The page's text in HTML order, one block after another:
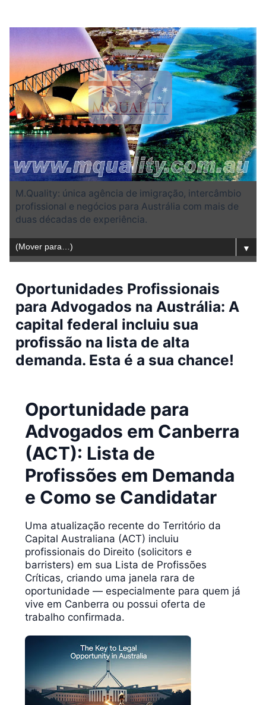
M.Quality: única agência de imigração, intercâmbio
profissional e negócios para Austrália com mais de
duas décadas de experiência.
▼
Oportunidades Profissionais
para Advogados na Austrália: A
capital federal incluiu sua
profissão na lista de alta
demanda. Esta é a sua chance!
Oportunidade para
Advogados em Canberra
(ACT): Lista de
Profissões em Demanda
e Como se Candidatar
Uma atualização recente do Território da
Capital Australiana (ACT) incluiu
profissionais do Direito (solicitors e
barristers) em sua Lista de Profissões
Críticas, criando uma janela rara de
oportunidade — especialmente para quem já
vive em Canberra ou possui oferta de
trabalho confirmada.